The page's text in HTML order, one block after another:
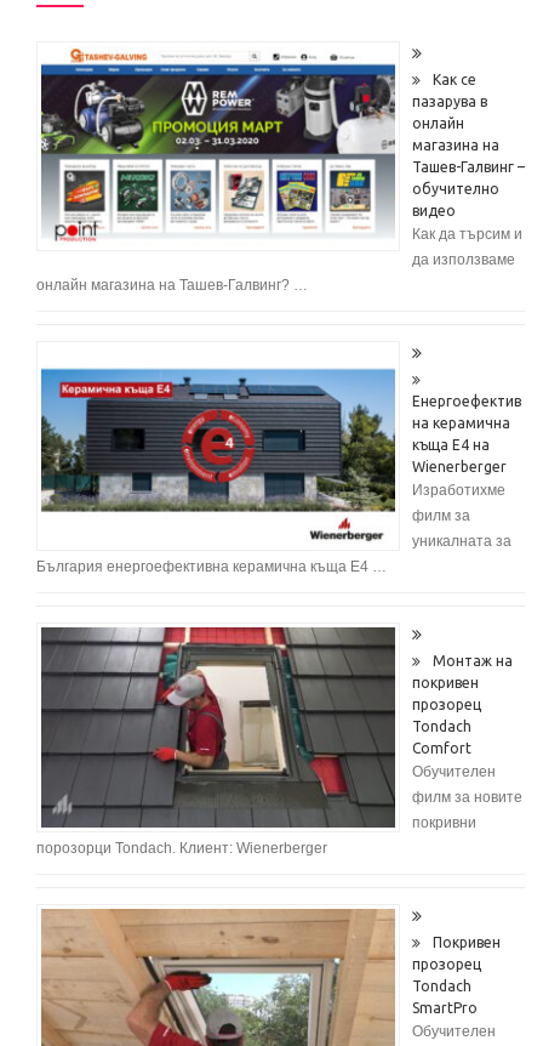
Как се
пазарува в
онлайн
магазина на
Ташев-Галвинг –
обучително
видео
Как да търсим и
да използваме
онлайн магазина на Ташев-Галвинг? …
Енергоефектив
на керамична
къща E4 на
Wienerberger
Изработихме
филм за
уникалната за
България енергоефективна керамична къща E4 …
Монтаж на
покривен
прозорец
Tondach
Comfort
Обучителен
филм за новите
покривни
порозорци Tondach. Клиент: Wienerberger
Покривен
прозорец
Tondach
SmartPro
Обучителен